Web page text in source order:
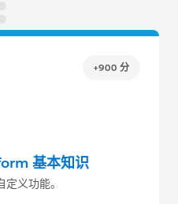
+900 分
基本知识
义功能。